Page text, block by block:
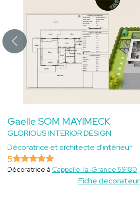
Gaelle SOM MAYIMECK
GLORIOUS INTERIOR DESIGN
Décoratrice et architecte d'intérieur
Fiche decorateur
5
Décoratrice à Cappelle-la-Grande 59180